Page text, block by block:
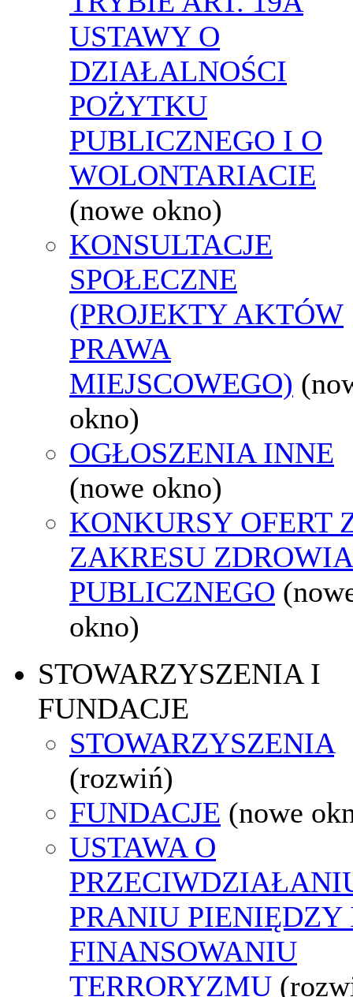
USTAWY O
DZIAŁALNOŚCI
POŻYTKU
PUBLICZNEGO I O
WOLONTARIACIE
(nowe okno)
KONSULTACJE
SPOŁECZNE
(PROJEKTY AKTÓW
PRAWA
MIEJSCOWEGO)
okno)
OGŁOSZENIA INNE
(nowe okno)
KONKURSY OFERT
ZAKRESU ZDROWIA
PUBLICZNEGO
okno)
STOWARZYSZENIA I
FUNDACJE
STOWARZYSZENIA
(rozwiń)
FUNDACJE (nowe
USTAWA O
PRANIU PIENIĘDZY
FINANSOWANIU
TERRORYZMU